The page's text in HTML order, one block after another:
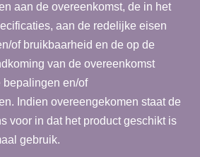
aan de overeenkomst, de in het
aan de redelijke eisen
of bruikbaarheid en de op de
van de overeenkomst
bepalingen en/of
Indien overeengekomen staat de
voor in dat het product geschikt is
gebruik.